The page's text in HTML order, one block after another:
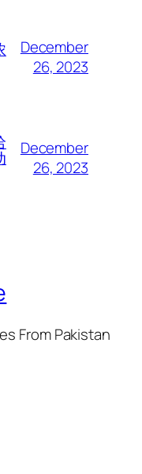
December
26, 2023
December
26, 2023
From Pakistan